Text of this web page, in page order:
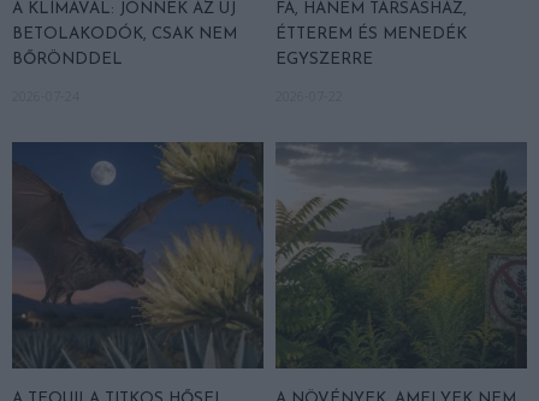
A KLÍMÁVAL: JÖNNEK AZ ÚJ
BETOLAKODÓK, CSAK NEM
BŐRÖNDDEL
FA, HANEM TÁRSASHÁZ,
ÉTTEREM ÉS MENEDÉK
EGYSZERRE